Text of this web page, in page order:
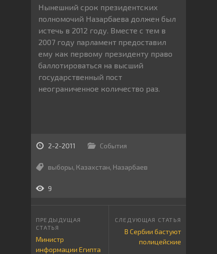
Нынешний срок президентских
полномочий Назарбаева должен был
истечь в 2012 году. Вместе с тем в
2007 году парламент предоставил
ему как первому президенту право
баллотироваться на высший
государственный пост
неограниченное количество раз.
2-2-2011 События
выборы, Казахстан, Назарбаев
9
Министр
информации Египта
В Сербии бастуют
полицейские